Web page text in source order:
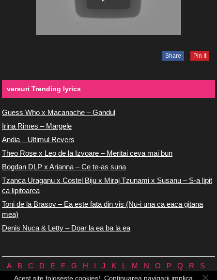
Share Pin It
versuri Trending lyrics
Guess Who x Macanache – Gandul
Irina Rimes – Margele
Andia – Ultimul Revers
Theo Rose x Leo de la Izvoare – Meritai ceva mai bun
Bogdan DLP x Arianna – Ce te-as suna
Tzanca Uraganu x Costel Biju x Miraj Tzunami x Susanu – S-a lipit
ca lipitoarea
Toni de la Brasov – Ea este fata din vis (Nu-i una ca eaca gitana
mea)
Denis Nuca & Letty – Doar la ea ba la ea
A B C D E F G H I J K L M N O P Q R
S
U W X 0/9
Acest site foloseste cookies!. Continuarea navigarii implica